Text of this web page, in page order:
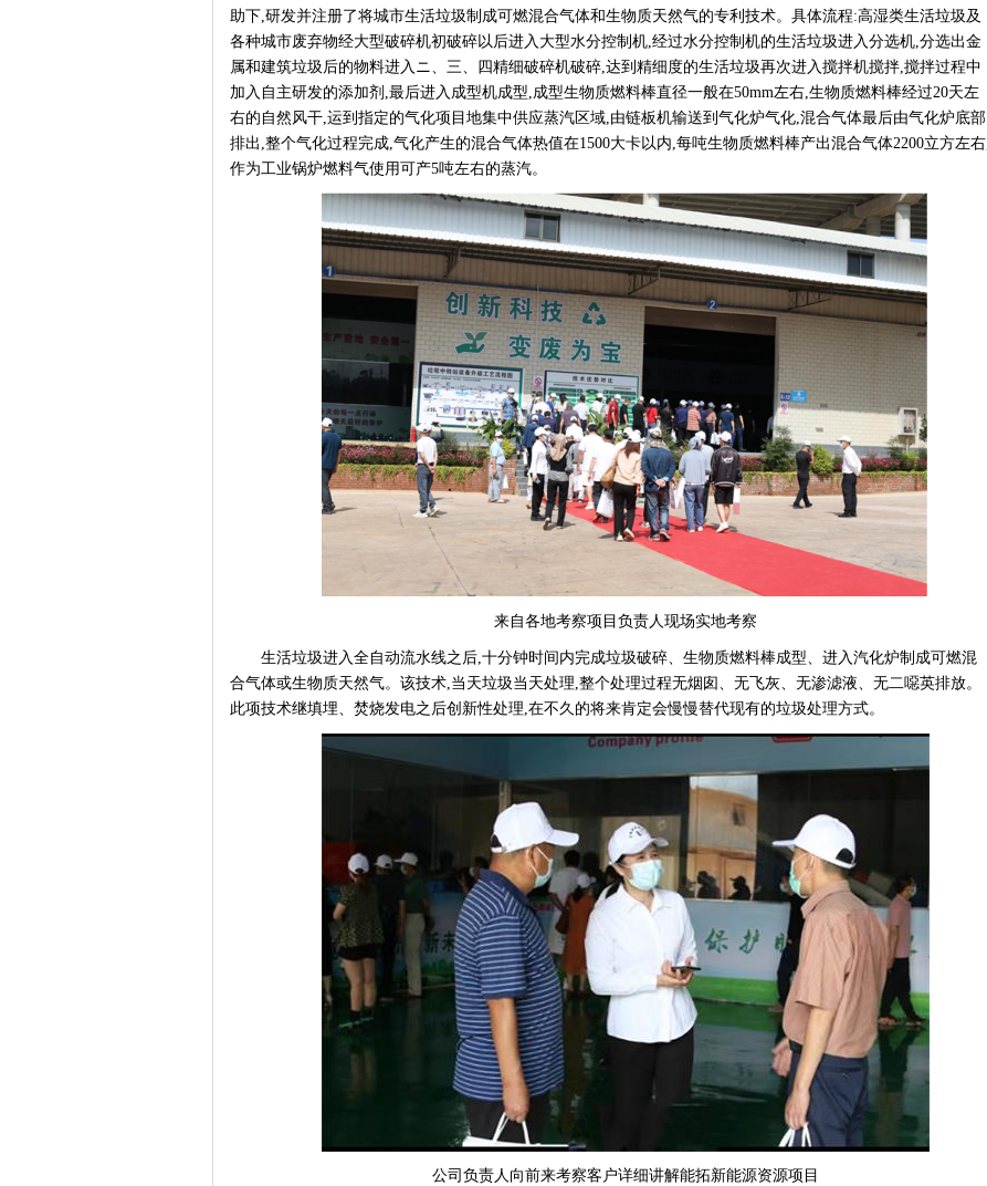
助下,研发并注册了将城市生活垃圾制成可燃混合气体和生物质天然气的专利技术。具体流程:高湿类生活垃圾及
各种城市废弃物经大型破碎机初破碎以后进入大型水分控制机,经过水分控制机的生活垃圾进入分选机,分选出金
属和建筑垃圾后的物料进入ニ、三、四精细破碎机破碎,达到精细度的生活垃圾再次进入搅拌机搅拌,搅拌过程中
加入自主研发的添加剂,最后进入成型机成型,成型生物质燃料棒直径一般在50mm左右,生物质燃料棒经过20天左
右的自然风干,运到指定的气化项目地集中供应蒸汽区域,由链板机输送到气化炉气化,混合气体最后由气化炉底部
排出,整个气化过程完成,气化产生的混合气体热值在1500大卡以内,每吨生物质燃料棒产出混合气体2200立方左右,
作为工业锅炉燃料气使用可产5吨左右的蒸汽。
来自各地考察项目负责人现场实地考察
生活垃圾进入全自动流水线之后,十分钟时间内完成垃圾破碎、生物质燃料棒成型、进入汽化炉制成可燃混
合气体或生物质天然气。该技术,当天垃圾当天处理,整个处理过程无烟囱、无飞灰、无渗滤液、无二噁英排放。
此项技术继填埋、焚烧发电之后创新性处理,在不久的将来肯定会慢慢替代现有的垃圾处理方式。
公司负责人向前来考察客户详细讲解能拓新能源资源项目